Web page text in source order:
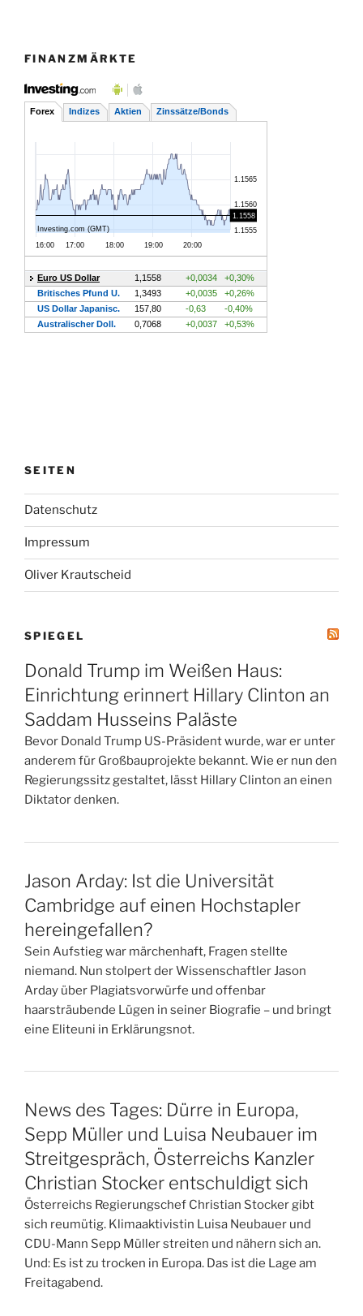
FINANZMÄRKTE
SEITEN
Datenschutz
Impressum
Oliver Krautscheid
SPIEGEL
Donald Trump im Weißen Haus:
Einrichtung erinnert Hillary Clinton an
Saddam Husseins Paläste
Bevor Donald Trump US-Präsident wurde, war er unter
anderem für Großbauprojekte bekannt. Wie er nun den
Regierungssitz gestaltet, lässt Hillary Clinton an einen
Diktator denken.
Jason Arday: Ist die Universität
Cambridge auf einen Hochstapler
hereingefallen?
Sein Aufstieg war märchenhaft, Fragen stellte
niemand. Nun stolpert der Wissenschaftler Jason
Arday über Plagiatsvorwürfe und offenbar
haarsträubende Lügen in seiner Biografie – und bringt
eine Eliteuni in Erklärungsnot.
News des Tages: Dürre in Europa,
Sepp Müller und Luisa Neubauer im
Streitgespräch, Österreichs Kanzler
Christian Stocker entschuldigt sich
Österreichs Regierungschef Christian Stocker gibt
sich reumütig. Klimaaktivistin Luisa Neubauer und
CDU-Mann Sepp Müller streiten und nähern sich an.
Und: Es ist zu trocken in Europa. Das ist die Lage am
Freitagabend.